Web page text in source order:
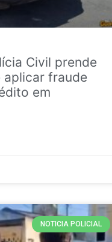
Civil prende
aplicar fraude
em
NOTICIA POLICIAL